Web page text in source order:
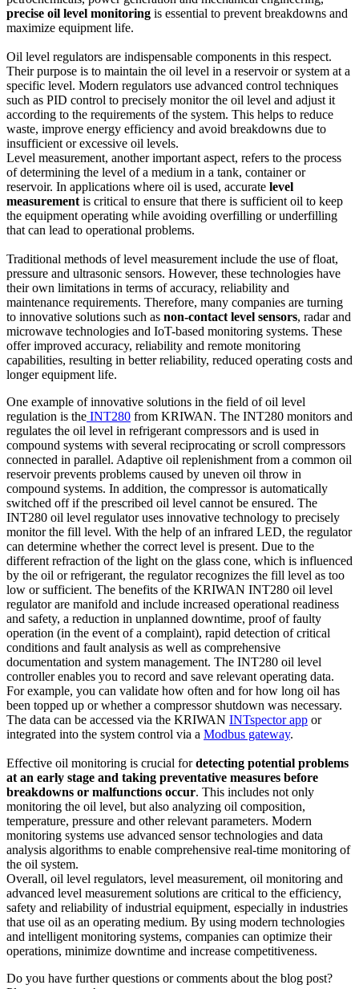
precise oil level monitoring is essential to prevent breakdowns and
maximize equipment life.
Oil level regulators are indispensable components in this respect.
Their purpose is to maintain the oil level in a reservoir or system at a
specific level. Modern regulators use advanced control techniques
such as PID control to precisely monitor the oil level and adjust it
according to the requirements of the system. This helps to reduce
waste, improve energy efficiency and avoid breakdowns due to
insufficient or excessive oil levels.
Level measurement, another important aspect, refers to the process
of determining the level of a medium in a tank, container or
reservoir. In applications where oil is used, accurate level
measurement is critical to ensure that there is sufficient oil to keep
the equipment operating while avoiding overfilling or underfilling
that can lead to operational problems.
Traditional methods of level measurement include the use of float,
pressure and ultrasonic sensors. However, these technologies have
their own limitations in terms of accuracy, reliability and
maintenance requirements. Therefore, many companies are turning
to innovative solutions such as non-contact level sensors, radar and
microwave technologies and IoT-based monitoring systems. These
offer improved accuracy, reliability and remote monitoring
capabilities, resulting in better reliability, reduced operating costs and
longer equipment life.
One example of innovative solutions in the field of oil level
regulation is the INT280 from KRIWAN. The INT280 monitors and
regulates the oil level in refrigerant compressors and is used in
compound systems with several reciprocating or scroll compressors
connected in parallel. Adaptive oil replenishment from a common oil
reservoir prevents problems caused by uneven oil throw in
compound systems. In addition, the compressor is automatically
switched off if the prescribed oil level cannot be ensured. The
INT280 oil level regulator uses innovative technology to precisely
monitor the fill level. With the help of an infrared LED, the regulator
can determine whether the correct level is present. Due to the
different refraction of the light on the glass cone, which is influenced
by the oil or refrigerant, the regulator recognizes the fill level as too
low or sufficient. The benefits of the KRIWAN INT280 oil level
regulator are manifold and include increased operational readiness
and safety, a reduction in unplanned downtime, proof of faulty
operation (in the event of a complaint), rapid detection of critical
conditions and fault analysis as well as comprehensive
documentation and system management. The INT280 oil level
controller enables you to record and save relevant operating data.
For example, you can validate how often and for how long oil has
been topped up or whether a compressor shutdown was necessary.
The data can be accessed via the KRIWAN INTspector app or
integrated into the system control via a Modbus gateway.
Effective oil monitoring is crucial fordetecting potential problems
at an early stage and taking preventative measures before
breakdowns or malfunctions occur. This includes not only
monitoring the oil level, but also analyzing oil composition,
temperature, pressure and other relevant parameters. Modern
monitoring systems use advanced sensor technologies and data
analysis algorithms to enable comprehensive real-time monitoring of
the oil system.
Overall, oil level regulators, level measurement, oil monitoring and
advanced level measurement solutions are critical to the efficiency,
safety and reliability of industrial equipment, especially in industries
that use oil as an operating medium. By using modern technologies
and intelligent monitoring systems, companies can optimize their
operations, minimize downtime and increase competitiveness.
Do you have further questions or comments about the blog post?